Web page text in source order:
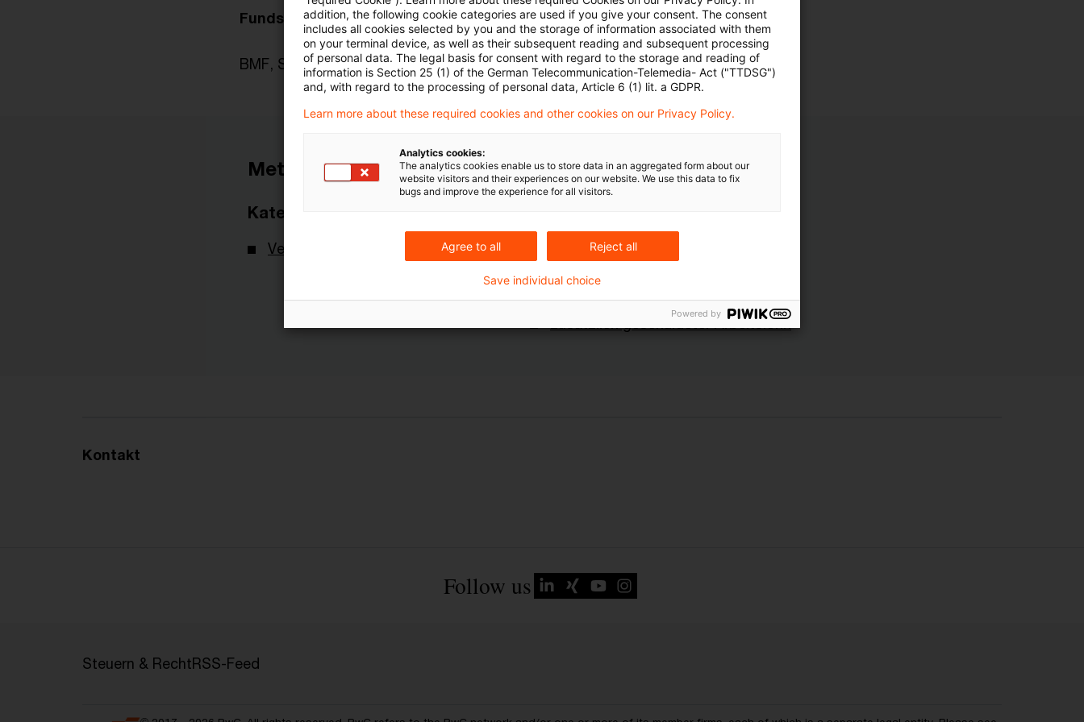
Fundstelle
BMF, Schreiben vom 5. Januar 2022, IV C 5 - S 2334/19/10017 :004.
Metadaten
Kategorien
Verwaltungsanweisungen
Arbeitnehmerbesteuerung
Einkommensteuerrecht
Lohnsteuerpauschalierung
zusätzlich geschuldeter Arbeitslohn
Kontakt
Follow us
Steuern & RechtRSS-Feed
addition, the following cookie categories are used if you give your consent. The consent
includes all cookies selected by you and the storage of information associated with them
on your terminal device, as well as their subsequent reading and subsequent processing
of personal data. The legal basis for consent with regard to the storage and reading of
information is Section 25 (1) of the German Telecommunication-Telemedia- Act ("TTDSG")
and, with regard to the processing of personal data, Article 6 (1) lit. a GDPR.
Learn more about these required cookies and other cookies on our Privacy Policy.
Analytics cookies:
The analytics cookies enable us to store data in an aggregated form about our
website visitors and their experiences on our website. We use this data to fix
bugs and improve the experience for all visitors.
Agree to all Reject all
Save individual choice
Powered by